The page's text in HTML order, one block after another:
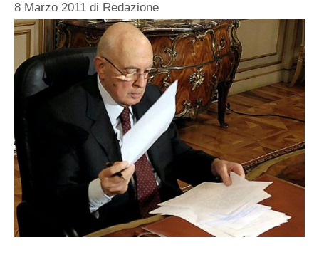
8 Marzo 2011 di Redazione